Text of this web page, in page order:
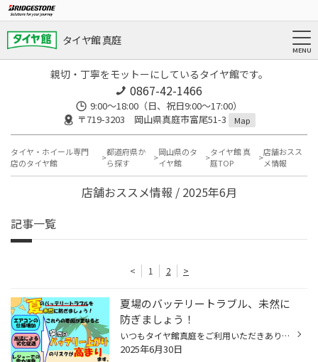
タイヤ館 真庭
親切・丁寧をモットーにしているタイヤ館です。
0867-42-1466
9:00～18:00（日、祝日9:00～17:00）
〒719-3203 岡山県真庭市富尾51-3
Map
タイヤ・ホイール専門
店のタイヤ館
都道府県か
ら探す
岡山県のタ
イヤ館
タイヤ館 真
庭TOP
店舗おスス
メ情報
店舗おススメ情報 / 2025年6月
記事一覧
< 1 2 >
夏場のバッテリートラブル、未然に
防ぎましょう！
いつもタイヤ館真庭をご利用いただきありがとうございます。 これから本格的な夏がやってきますね。 実は、夏場はバッテリーにとって非常に過酷な季節なんです。 なぜ夏にバッテリーが弱るの？ エアコンの使用増加 エアコンは大量の電力を消費します。 特に渋滞中や停車時にエアコンを使うと、バッ...
2025年6月30日